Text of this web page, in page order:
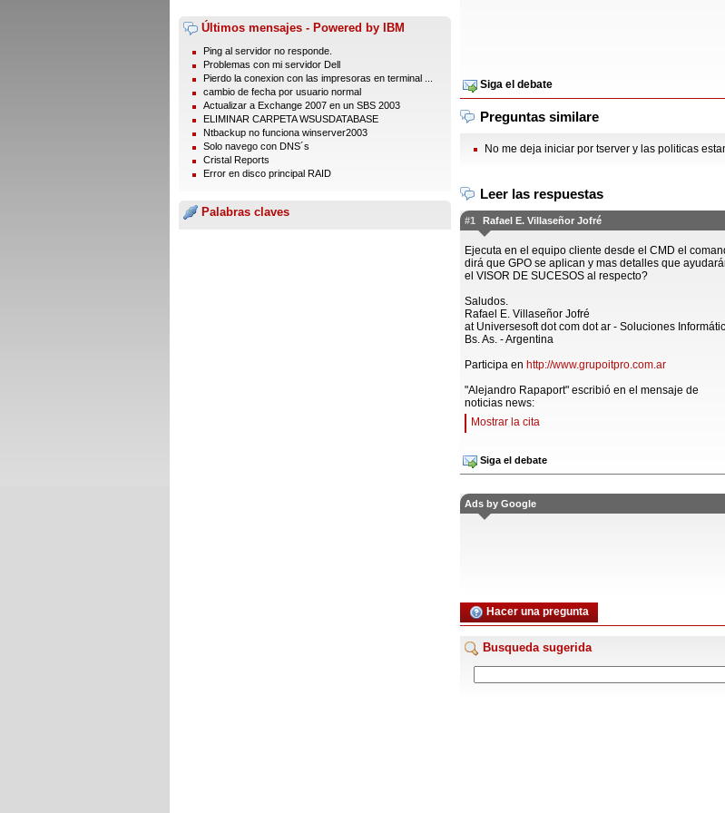
Últimos mensajes - Powered by IBM
Ping al servidor no responde.
Problemas con mi servidor Dell
Pierdo la conexion con las impresoras en terminal ...
cambio de fecha por usuario normal
Actualizar a Exchange 2007 en un SBS 2003
ELIMINAR CARPETA WSUSDATABASE
Ntbackup no funciona winserver2003
Solo navego con DNS´s
Cristal Reports
Error en disco principal RAID
Palabras claves
Siga el debate
Preguntas similare
No me deja iniciar por tserver y las politicas
Leer las respuestas
#1 Rafael E. Villaseñor Jofré
Ejecuta en el equipo cliente desde el CMD el
dirá que GPO se aplican y mas detalles que
el VISOR DE SUCESOS al respecto?
Saludos.
Rafael E. Villaseñor Jofré
at Universesoft dot com dot ar - Soluciones
Bs. As. - Argentina
Participa en http://www.grupoitpro.com.ar
"Alejandro Rapaport" escribió en el mensaje de
noticias news:
Mostrar la cita
Siga el debate
Ads by Google
Hacer una pregunta
Busqueda sugerida